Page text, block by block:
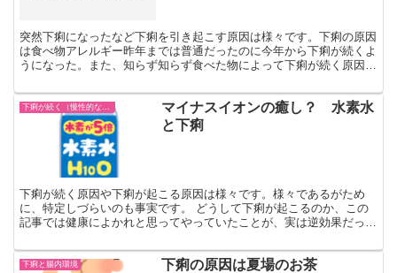
突然下痢になったなど下痢を引き起こす原因は様々です。下痢の原因
は食べ物アレルギー昨年までは普通だったのに今年から下痢が続くよ
うになった。また、知らず知らず食べた物によって下痢が続く原因を
マイナスイオンの癒し？ 水素水
と下痢
下痢が続く原因や下痢が起こる原因は様々です。様々であるがため
に、特定しづらいのも事実です。 どうして下痢が起こるのか、この
記事では健康によかれと思ってやっていたことが、実は逆効果だった
下痢と腸内環境 下痢の原因は夏場のお茶